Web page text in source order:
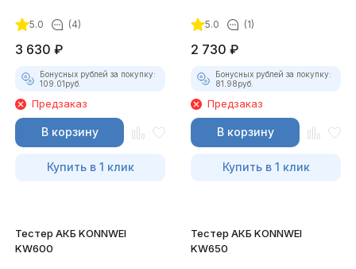
5.0 (4)
3 630 ₽
Бонусных рублей за покупку:
109.01руб.
Предзаказ
В корзину
Купить в 1 клик
5.0 (1)
2 730 ₽
Бонусных рублей за покупку:
81.98руб.
Предзаказ
В корзину
Купить в 1 клик
Тестер АКБ KONNWEI
KW600
Тестер АКБ KONNWEI
KW650